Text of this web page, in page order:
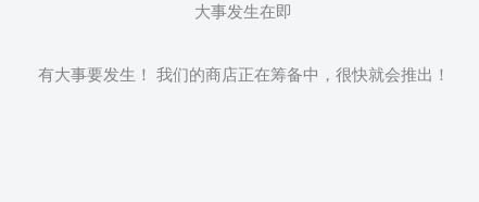
大事发生在即
有大事要发生！ 我们的商店正在筹备中，很快就会推出！